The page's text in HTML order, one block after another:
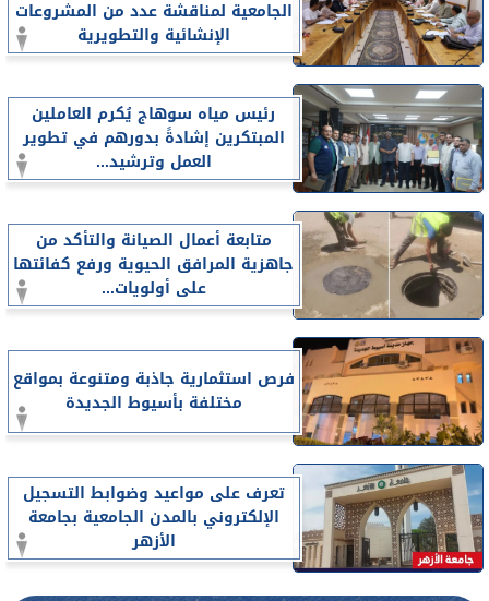
الجامعية لمناقشة عدد من المشروعات
الإنشائية والتطويرية
رئيس مياه سوهاج يُكرم العاملين
المبتكرين إشادةً بدورهم في تطوير
العمل وترشيد...
متابعة أعمال الصيانة والتأكد من
جاهزية المرافق الحيوية ورفع كفائتها
على أولويات...
فرص استثمارية جاذبة ومتنوعة بمواقع
مختلفة بأسيوط الجديدة
تعرف على مواعيد وضوابط التسجيل
الإلكتروني بالمدن الجامعية بجامعة
الأزهر